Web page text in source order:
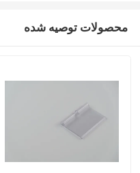
محصولات توصیه شده